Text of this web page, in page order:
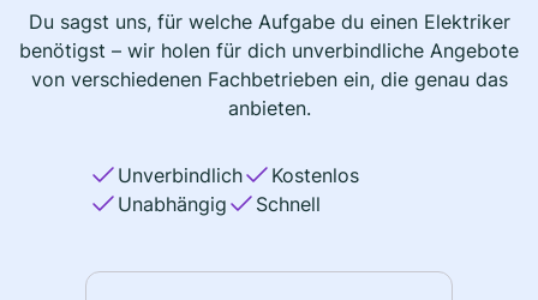
Du sagst uns, für welche Aufgabe du einen Elektriker
benötigst – wir holen für dich unverbindliche Angebote
von verschiedenen Fachbetrieben ein, die genau das
anbieten.
Unverbindlich
Kostenlos
Unabhängig
Schnell